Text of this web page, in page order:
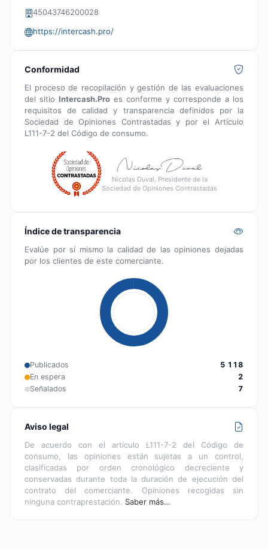
45043746200028
https://intercash.pro/
Conformidad
El proceso de recopilación y gestión de las evaluaciones
del sitio Intercash.Pro es conforme y corresponde a los
requisitos de calidad y transparencia definidos por la
Sociedad de Opiniones Contrastadas y por el Artículo
L111-7-2 del Código de consumo.
Nicolas Duval, Presidente de la
Sociedad de Opiniones Contrastadas
Índice de transparencia
Evalúe por sí mismo la calidad de las opiniones dejadas
por los clientes de este comerciante.
Publicados
5 118
En espera
2
Señalados
7
Aviso legal
De acuerdo con el artículo L111-7-2 del Código de
consumo, las opiniones están sujetas a un control,
clasificadas por orden cronológico decreciente y
conservadas durante toda la duración de ejecución del
contrato del comerciante. Opiniones recogidas sin
ninguna contraprestación. Saber más…